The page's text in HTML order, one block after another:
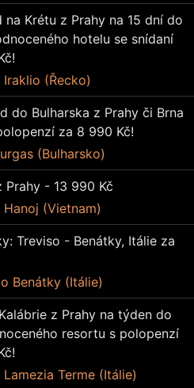
na Krétu z Prahy na 15 dní do
hotelu se snídaní
Iraklio (Řecko)
do Bulharska z Prahy či Brna
za 8 990 Kč!
(Bulharsko)
Prahy - 13 990 Kč
(Vietnam)
Treviso - Benátky, Itálie za
Benátky (Itálie)
z Prahy na týden do
resortu s polopenzí
Terme (Itálie)